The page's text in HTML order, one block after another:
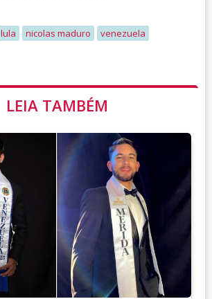
lula nicolas maduro venezuela
LEIA TAMBÉM